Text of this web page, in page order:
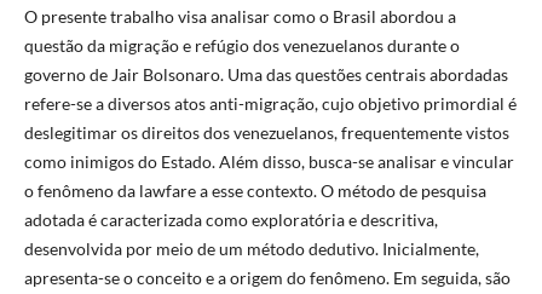
O presente trabalho visa analisar como o Brasil abordou a
questão da migração e refúgio dos venezuelanos durante o
governo de Jair Bolsonaro. Uma das questões centrais abordadas
refere-se a diversos atos anti-migração, cujo objetivo primordial é
deslegitimar os direitos dos venezuelanos, frequentemente vistos
como inimigos do Estado. Além disso, busca-se analisar e vincular
o fenômeno da lawfare a esse contexto. O método de pesquisa
adotada é caracterizada como exploratória e descritiva,
desenvolvida por meio de um método dedutivo. Inicialmente,
apresenta-se o conceito e a origem do fenômeno. Em seguida, são